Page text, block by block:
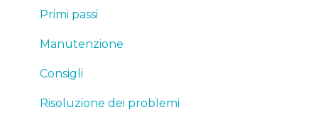
Manutenzione
Consigli
Risoluzione dei problemi
Primi passi
Manutenzione
Consigli
Risoluzione dei problemi